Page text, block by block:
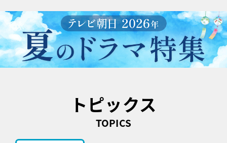
トピックス
TOPICS